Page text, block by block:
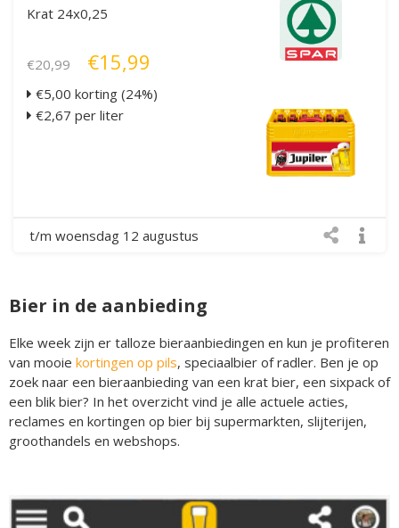
Krat 24x0,25
€20,99 €15,99
€5,00 korting (24%)
€2,67 per liter
t/m woensdag 12 augustus
Bier in de aanbieding
Elke week zijn er talloze bieraanbiedingen en kun je profiteren
van mooie kortingen op pils, speciaalbier of radler. Ben je op
zoek naar een bieraanbieding van een krat bier, een sixpack of
een blik bier? In het overzicht vind je alle actuele acties,
reclames en kortingen op bier bij supermarkten, slijterijen,
groothandels en webshops.